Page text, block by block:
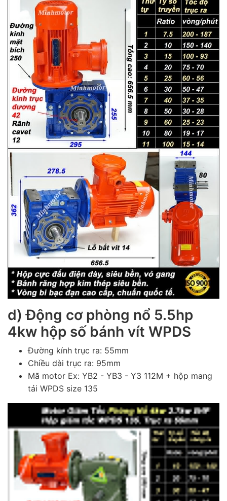
d) Động cơ phòng nổ 5.5hp
4kw hộp số bánh vít WPDS
Đường kính trục ra: 55mm
Chiều dài trục ra: 95mm
Mã motor Ex: YB2 - YB3 - Y3 112M + hộp mang
tải WPDS size 135